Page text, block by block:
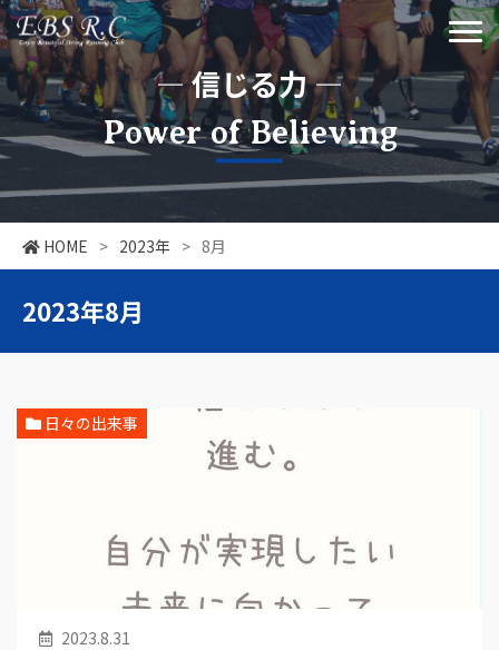
― 信じる力 ―
Power of Believing
HOME > 2023年 > 8月
2023年8月
2023.8.31
日々の出来事